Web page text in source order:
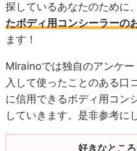
探しているあなたのために
たボディ用コンシーラーの
ます！
MIrainoでは独自のアンケ
入して使ったことのある口
に信用できるボディ用コン
していきます。是非参考に
好きなとこ